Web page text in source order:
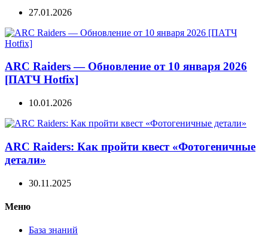
27.01.2026
ARC Raiders — Обновление от 10 января 2026
[ПАТЧ Hotfix]
10.01.2026
ARC Raiders: Как пройти квест «Фотогеничные
детали»
30.11.2025
Меню
База знаний